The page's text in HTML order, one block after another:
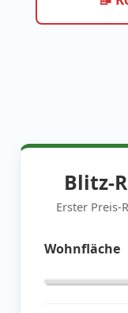
Blitz-
Erster
Wohnfläche